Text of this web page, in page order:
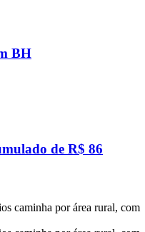
BH
de R$ 86